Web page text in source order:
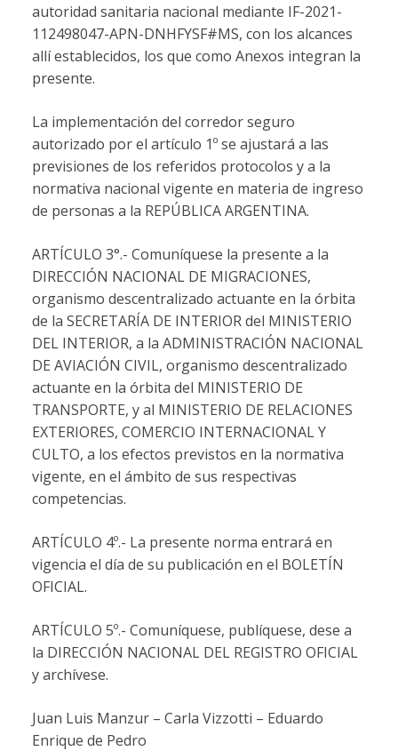
autoridad sanitaria nacional mediante IF-2021-
112498047-APN-DNHFYSF#MS, con los alcances
allí establecidos, los que como Anexos integran la
presente.
La implementación del corredor seguro
autorizado por el artículo 1º se ajustará a las
previsiones de los referidos protocolos y a la
normativa nacional vigente en materia de ingreso
de personas a la REPÚBLICA ARGENTINA.
ARTÍCULO 3°.- Comuníquese la presente a la
DIRECCIÓN NACIONAL DE MIGRACIONES,
organismo descentralizado actuante en la órbita
de la SECRETARÍA DE INTERIOR del MINISTERIO
DEL INTERIOR, a la ADMINISTRACIÓN NACIONAL
DE AVIACIÓN CIVIL, organismo descentralizado
actuante en la órbita del MINISTERIO DE
TRANSPORTE, y al MINISTERIO DE RELACIONES
EXTERIORES, COMERCIO INTERNACIONAL Y
CULTO, a los efectos previstos en la normativa
vigente, en el ámbito de sus respectivas
competencias.
ARTÍCULO 4º.- La presente norma entrará en
vigencia el día de su publicación en el BOLETÍN
OFICIAL.
ARTÍCULO 5º.- Comuníquese, publíquese, dese a
la DIRECCIÓN NACIONAL DEL REGISTRO OFICIAL
y archívese.
Juan Luis Manzur – Carla Vizzotti – Eduardo
Enrique de Pedro